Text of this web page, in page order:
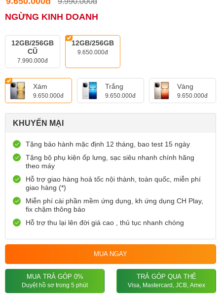
NGỪNG KINH DOANH
12GB/256GB
CŨ
7.990.000đ
12GB/256GB
9.650.000đ
Xám
9.650.000đ
Trắng
9.650.000đ
Vàng
9.650.000đ
KHUYẾN MẠI
Tặng bảo hành mặc định 12 tháng, bao test 15 ngày
Tặng bộ phụ kiện ốp lưng, sạc siêu nhanh chính hãng
theo máy
Hỗ trợ giao hàng hoả tốc nội thành, toàn quốc, miễn phí
giao hàng (*)
Miễn phí cài phần mềm ứng dụng, kh ứng dụng CH Play,
fix chậm thông báo
Hỗ trợ thu lại lên đời giá cao , thủ tục nhanh chóng
Phòng
MUA NGAY
MUA TRẢ GÓP 0%
Duyệt hồ sơ trong 5 phút
TRẢ GÓP QUA THẺ
Visa, Mastercard, JCB, Amex